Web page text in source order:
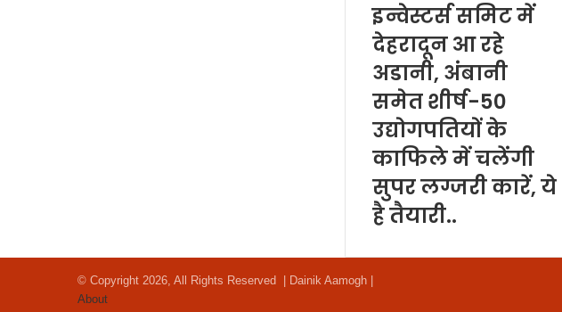
इन्वेस्टर्स समिट में
देहरादून आ रहे
अडानी, अंबानी
समेत शीर्ष-50
उद्योगपतियों के
काफिले में चलेंगी
सुपर लग्जरी कारें, ये
है तैयारी..
© Copyright 2026, All Rights Reserved | Dainik Aamogh |
About